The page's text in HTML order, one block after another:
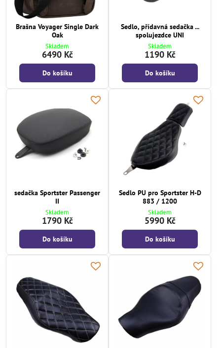
Brašna Voyager Single Dark
Oak
Skladem
6490 Kč
Do košíku
Sedlo, přídavná sedačka ...
spolujezdce UNI
Skladem
1190 Kč
Do košíku
sedačka Sportster Passenger
II
Skladem
1790 Kč
Do košíku
Sedlo PU pro Sportster H-D
883 / 1200
Skladem
5990 Kč
Do košíku